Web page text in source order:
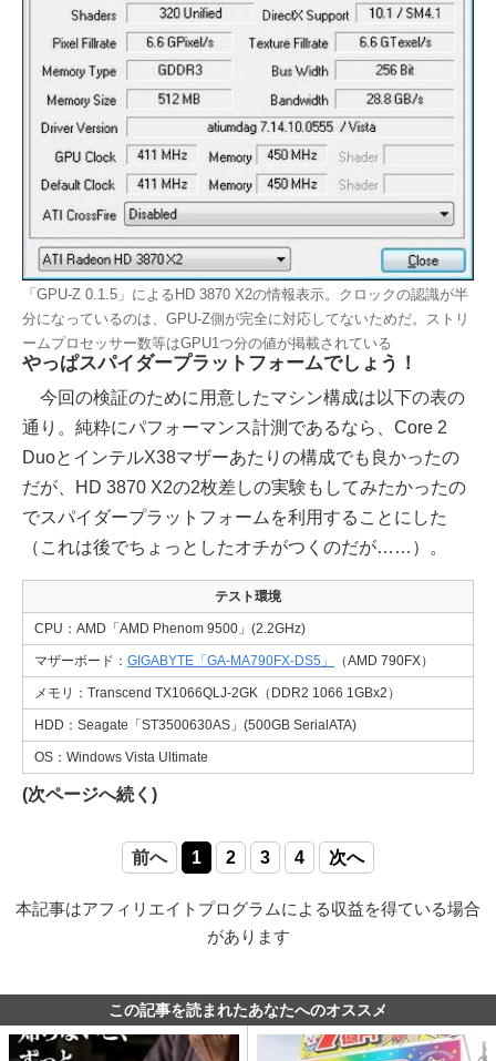
「GPU-Z 0.1.5」によるHD 3870 X2の情報表示。クロックの認識が半
分になっているのは、GPU-Z側が完全に対応してないためだ。ストリ
ームプロセッサー数等はGPU1つ分の値が掲載されている
やっぱスパイダープラットフォームでしょう！
今回の検証のために用意したマシン構成は以下の表の
通り。純粋にパフォーマンス計測であるなら、Core 2
DuoとインテルX38マザーあたりの構成でも良かったの
だが、HD 3870 X2の2枚差しの実験もしてみたかったの
でスパイダープラットフォームを利用することにした
（これは後でちょっとしたオチがつくのだが……）。
テスト環境
CPU：AMD「AMD Phenom 9500」(2.2GHz)
マザーボード： GIGABYTE「GA-MA790FX-DS5」 （AMD 790FX）
メモリ：Transcend TX1066QLJ-2GK（DDR2 1066 1GBx2）
HDD：Seagate「ST3500630AS」(500GB SerialATA)
OS：Windows Vista Ultimate
(次ページへ続く)
前へ 1 2 3 4 次へ
本記事はアフィリエイトプログラムによる収益を得ている場合
があります
この記事を読まれたあなたへのオススメ